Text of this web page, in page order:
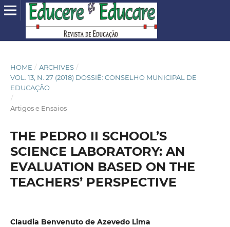
HOME / ARCHIVES /
VOL. 13, N. 27 (2018) DOSSIÊ: CONSELHO MUNICIPAL DE
EDUCAÇÃO
/
Artigos e Ensaios
THE PEDRO II SCHOOL’S
SCIENCE LABORATORY: AN
EVALUATION BASED ON THE
TEACHERS’ PERSPECTIVE
Claudia Benvenuto de Azevedo Lima